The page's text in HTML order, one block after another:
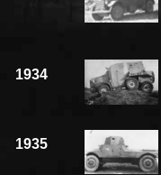
1934
1935